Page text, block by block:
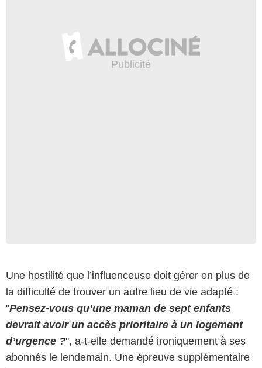
Une hostilité que l’influenceuse doit gérer en plus de
la difficulté de trouver un autre lieu de vie adapté :
"Pensez-vous qu’une maman de sept enfants
devrait avoir un accès prioritaire à un logement
d’urgence ?", a-t-elle demandé ironiquement à ses
abonnés le lendemain. Une épreuve supplémentaire